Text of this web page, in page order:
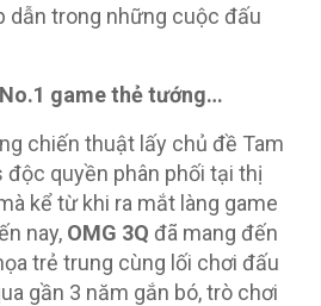
dẫn trong những cuộc đấu
game thẻ tướng…
chiến thuật lấy chủ đề Tam
độc quyền phân phối tại thị
kể từ khi ra mắt làng game
nay, OMG 3Q đã mang đến
trẻ trung cùng lối chơi đấu
gần 3 năm gắn bó, trò chơi